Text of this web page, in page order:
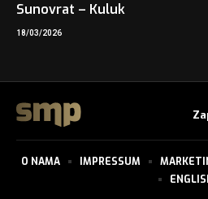
Sunovrat – Kuluk
18/03/2026
O NAMA IMPRESSUM